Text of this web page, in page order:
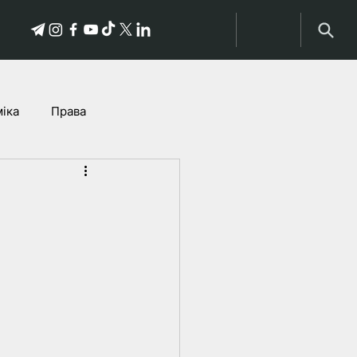
Права
пацярпелых